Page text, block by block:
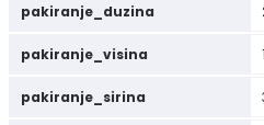
pakiranje_duzina
pakiranje_visina
pakiranje_sirina